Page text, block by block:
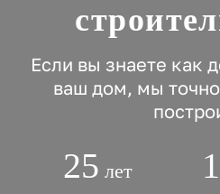
Если вы знаете как
ваш дом, мы
25 лет